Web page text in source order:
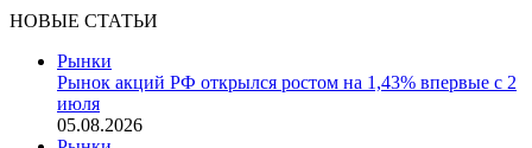
НОВЫЕ СТАТЬИ
Рынки
Рынок акций РФ открылся ростом на 1,43% впервые с 2
июля
05.08.2026